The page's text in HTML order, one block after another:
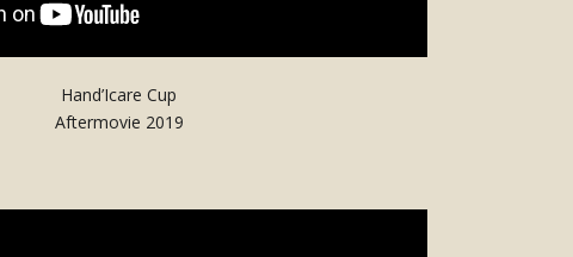
Hand’Icare Cup
Aftermovie 2019